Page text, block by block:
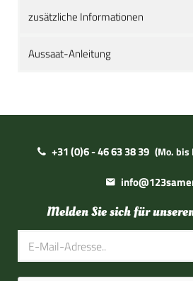
zusätzliche Informationen
Aussaat-Anleitung
+31 (0)6 - 46 63 38 39 (Mo. bis
Melden Sie sich für